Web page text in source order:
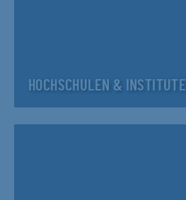
HOCHSCHULEN & INSTITUTE